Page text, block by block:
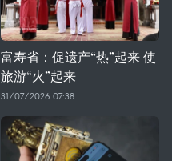
富寿省：促遗产“热”起来 使
旅游“火”起来
31/07/2026 07:38